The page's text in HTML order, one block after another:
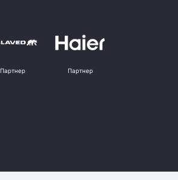
Партнер Партнер